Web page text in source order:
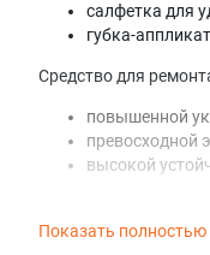
салфетка для
губка-
Средство для
повышенной
превосходной
высокой
Показать полностью